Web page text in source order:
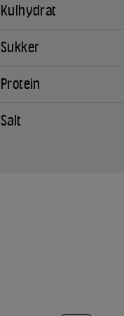
Kulhydrat
Sukker
Protein
Salt